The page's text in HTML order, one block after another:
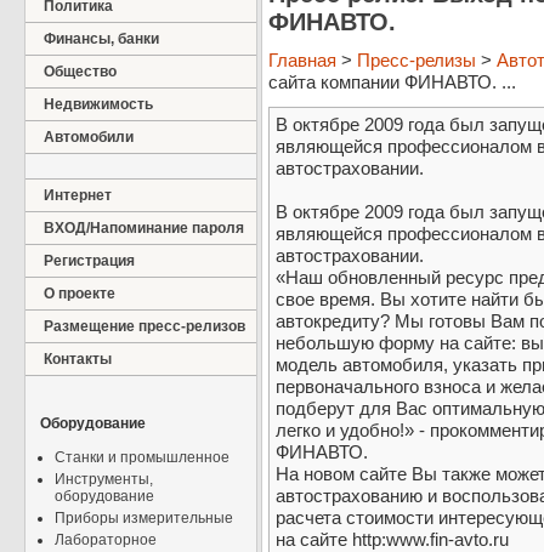
Политика
Финансы, банки
Общество
Недвижимость
Автомобили
Интернет
ВХОД/Напоминание пароля
Регистрация
О проекте
Размещение пресс-релизов
Контакты
Оборудование
Станки и промышленное
Инструменты,
оборудование
Приборы измерительные
Лабораторное
ФИНАВТО.
Главная > Пресс-релизы >
сайта компании ФИНАВТО. ...
В октябре 2009 года был
являющейся профессионалом
автостраховании.
В октябре 2009 года был
являющейся профессионалом
автостраховании.
«Наш обновленный ресурс
свое время. Вы хотите найти
автокредиту? Мы готовы Вам
небольшую форму на сайте:
модель автомобиля, указать
первоначального взноса и
подберут для Вас
легко и удобно!» -
ФИНАВТО.
На новом сайте Вы также
автострахованию и
расчета стоимости
на сайте http:www.fin-avto.ru